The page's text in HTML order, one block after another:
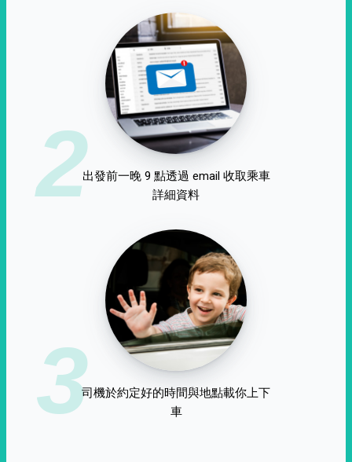
2出發前一晚 9 點透過 email 收取乘車
詳細資料
3司機於約定好的時間與地點載你上下
車